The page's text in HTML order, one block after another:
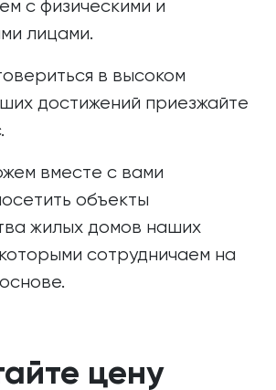
с физическими и
лицами.
в высоком
достижений приезжайте
вместе с вами
объекты
жилых домов наших
сотрудничаем на
цену